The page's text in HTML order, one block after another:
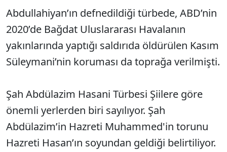
Abdullahiyan’ın defnedildiği türbede, ABD’nin
2020’de Bağdat Uluslararası Havalanın
yakınlarında yaptığı saldırıda öldürülen Kasım
Süleymani’nin koruması da toprağa verilmişti.
Şah Abdülazim Hasani Türbesi Şiilere göre
önemli yerlerden biri sayılıyor. Şah
Abdülazim’in Hazreti Muhammed'in torunu
Hazreti Hasan’ın soyundan geldiği belirtiliyor.